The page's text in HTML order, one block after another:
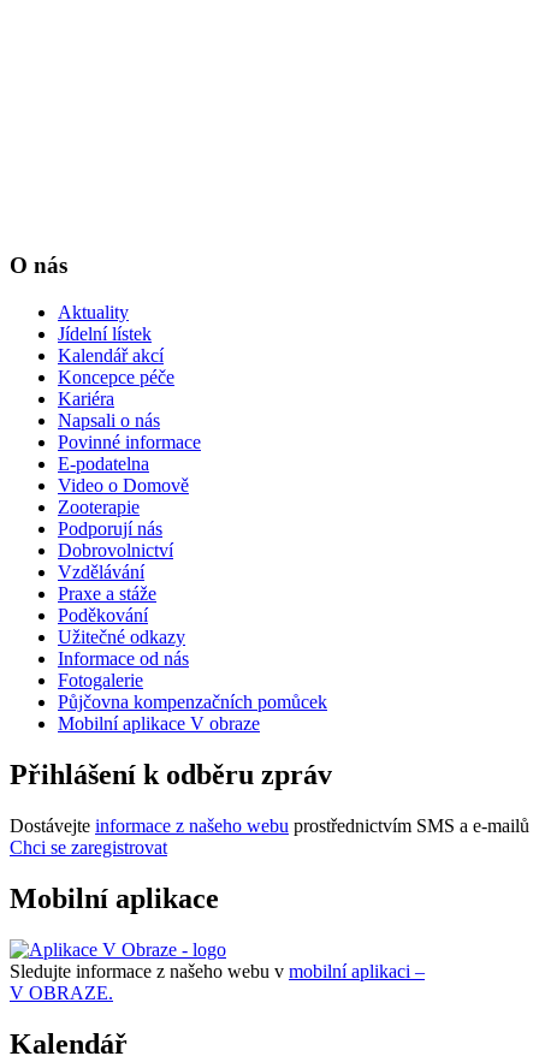
O nás
Aktuality
Jídelní lístek
Kalendář akcí
Koncepce péče
Kariéra
Napsali o nás
Povinné informace
E-podatelna
Video o Domově
Zooterapie
Podporují nás
Dobrovolnictví
Vzdělávání
Praxe a stáže
Poděkování
Užitečné odkazy
Informace od nás
Fotogalerie
Půjčovna kompenzačních pomůcek
Mobilní aplikace V obraze
Přihlášení k odběru zpráv
Dostávejte informace z našeho webu prostřednictvím SMS a e-mailů
Chci se zaregistrovat
Mobilní aplikace
Sledujte informace z našeho webu v mobilní aplikaci –
V OBRAZE.
Kalendář